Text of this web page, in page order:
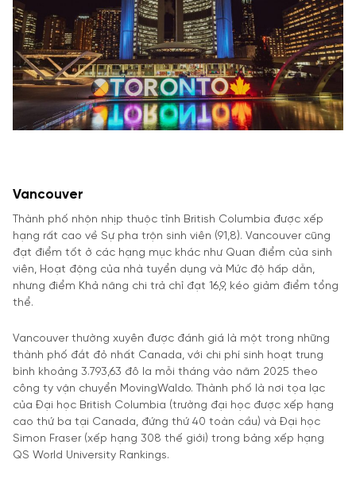
Vancouver
Thành phố nhộn nhịp thuộc tỉnh British Columbia được xếp
hạng rất cao về Sự pha trộn sinh viên (91,8). Vancouver cũng
đạt điểm tốt ở các hạng mục khác như Quan điểm của sinh
viên, Hoạt động của nhà tuyển dụng và Mức độ hấp dẫn,
nhưng điểm Khả năng chi trả chỉ đạt 16,9, kéo giảm điểm tổng
thể.
Vancouver thường xuyên được đánh giá là một trong những
thành phố đắt đỏ nhất Canada, với chi phí sinh hoạt trung
bình khoảng 3.793,63 đô la mỗi tháng vào năm 2025 theo
công ty vận chuyển MovingWaldo. Thành phố là nơi tọa lạc
của Đại học British Columbia (trường đại học được xếp hạng
cao thứ ba tại Canada, đứng thứ 40 toàn cầu) và Đại học
Simon Fraser (xếp hạng 308 thế giới) trong bảng xếp hạng
QS World University Rankings.